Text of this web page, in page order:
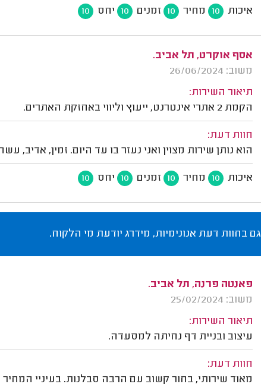
איכות 10 מחיר 10 זמנים 10 יחס 10
אסף אוקרט, תל אביב.
משוב: 26/06/2024
תיאור השירות:
הקמת 2 אתרי אינטרנט, ייעוץ וליווי באחזקת האתרים.
חוות דעת:
הוא נותן שירות מצוין ואני נעזר בו עד היום. זמין,
איכות 10 מחיר 10 זמנים 10 יחס 10
גם בחוות דעת אנונימיות, מידרג יודעת מי הלקוח.
פאנטה פרנה, תל אביב.
משוב: 25/02/2024
תיאור השירות:
עיצוב ובניית דף נחיתה למסעדה.
חוות דעת:
מאוד שירותי, בחור קשוב עם הרבה סבלנות. בעיניי